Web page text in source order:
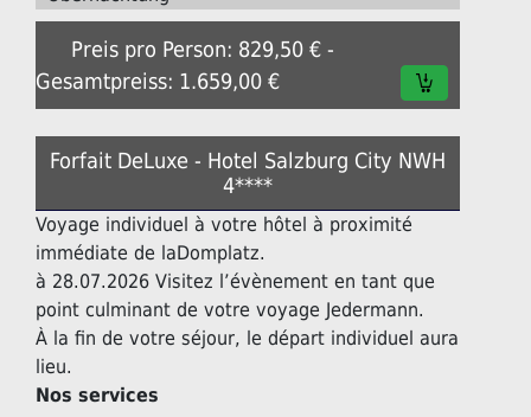
Preis pro Person: 829,50 € -
Gesamtpreiss: 1.659,00 €
Forfait DeLuxe - Hotel Salzburg City NWH
4****
Voyage individuel à votre hôtel à proximité
immédiate de laDomplatz.
à 28.07.2026 Visitez l’évènement en tant que
point culminant de votre voyage Jedermann.
À la fin de votre séjour, le départ individuel aura
lieu.
Nos services